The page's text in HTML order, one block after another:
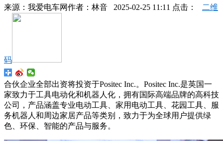
来源： 我爱电车网作者： 林音 2025-02-25 11:11 点击： 二维
码
合伙企业全部出资将投资于Positec Inc.。Positec Inc.是英国一
家致力于工具电动化和机器人化，拥有国际高端品牌的高科技
公司，产品涵盖专业电动工具、家用电动工具、花园工具、服
务机器人和周边家居产品等类别，致力于为全球用户提供绿
色、环保、智能的产品与服务。